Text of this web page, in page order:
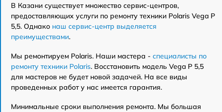
В Казани существует множество сервис-центров,
предоставляющих услуги по ремонту техники Polaris Vega P
5,5. Однако наш сервис-центр выделяется
преимуществами.
Мы ремонтируем Polaris. Наши мастера - специалисты по
ремонту техники Polaris. Восстановить модель Vega P 5,5
для мастеров не будет новой задачей. На все виды
проведенных работ у нас имеется гарантия.
Минимальные сроки выполнения ремонта. Мы большая